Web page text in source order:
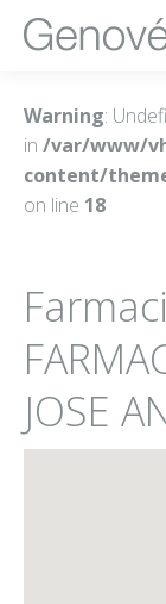
Warning:
in /var/www/
content/
on line 18
JOSE